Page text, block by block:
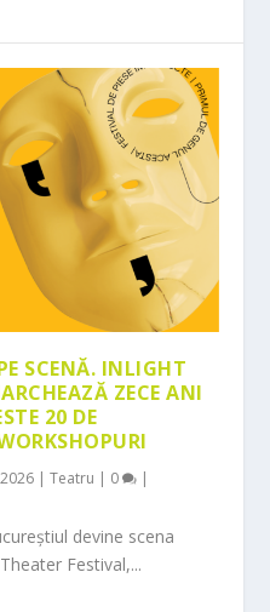
SCENĂ. INLIGHT
ZECE ANI
20 DE
|Teatru | 0 |
devine scena
Festival,...